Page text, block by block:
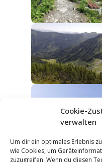
Cookie-
verwalten
Um dir ein optimales Erlebnis
wie Cookies, um
zuzugreifen. Wenn du diesen